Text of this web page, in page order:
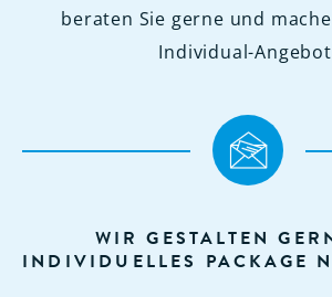
beraten Sie gerne und
Individual-
WIR GESTALTEN
INDIVIDUELLES PACKAGE